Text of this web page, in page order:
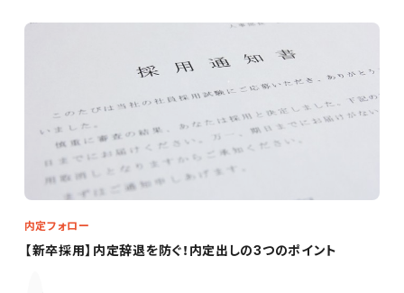
【新卒採用】内定辞退を防ぐ！内定出しの3つのポイント
内定フォロー